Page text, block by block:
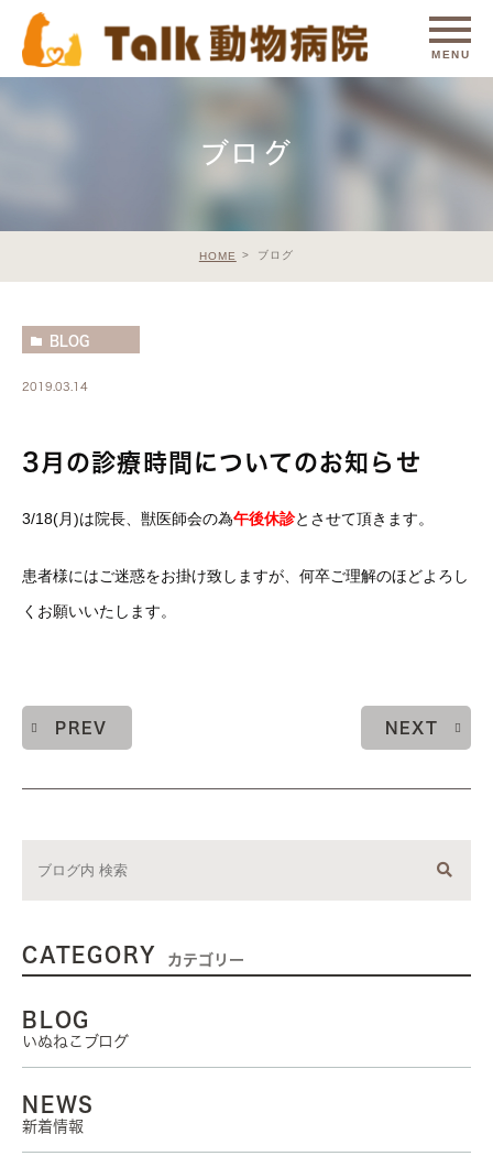
ブログ
HOME ブログ
BLOG
2019.03.14
3月の診療時間についてのお知らせ
3/18(月)は院長、獣医師会の為午後休診とさせて頂きます。
患者様にはご迷惑をお掛け致しますが、何卒ご理解のほどよろし
くお願いいたします。
PREV NEXT
CATEGORY カテゴリー
BLOG
いぬねこブログ
NEWS
新着情報